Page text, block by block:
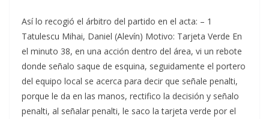
Así lo recogió el árbitro del partido en el acta: – 1
Tatulescu Mihai, Daniel (Alevín) Motivo: Tarjeta Verde En
el minuto 38, en una acción dentro del área, vi un rebote
donde señalo saque de esquina, seguidamente el portero
del equipo local se acerca para decir que señale penalti,
porque le da en las manos, rectifico la decisión y señalo
penalti, al señalar penalti, le saco la tarjeta verde por el